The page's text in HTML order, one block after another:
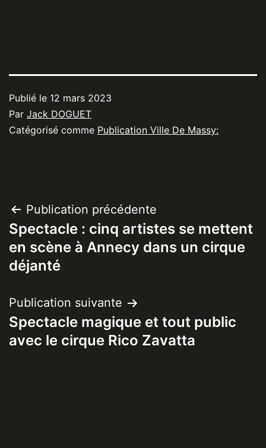
Publié le 12 mars 2023
Par Jack DOGUET
Catégorisé comme Publication Ville De Massy:
Navigation
de
l’article
Publication précédente
Spectacle : cinq artistes se mettent
en scène à Annecy dans un cirque
déjanté
Publication suivante
Spectacle magique et tout public
avec le cirque Rico Zavatta